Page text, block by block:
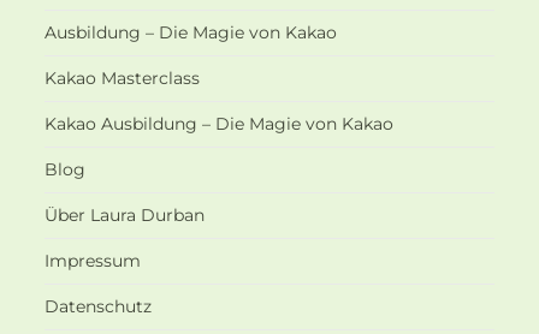
Ausbildung – Die Magie von Kakao
Kakao Masterclass
Kakao Ausbildung – Die Magie von Kakao
Blog
Über Laura Durban
Impressum
Datenschutz